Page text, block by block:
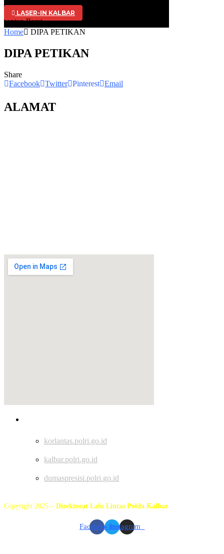
LASER-IN KALBAR
Barat
Home DIPA PETIKAN
DIPA PETIKAN
Share
Facebook Twitter Pinterest Email
ALAMAT
korlantas.polri.go.id
kalbar.polri.go.id
dumaspresisi.polri.go.id
Copyright 2025 – Direktorat Lalu Lintas Polda Kalbar
FacebookTwitterInstagram